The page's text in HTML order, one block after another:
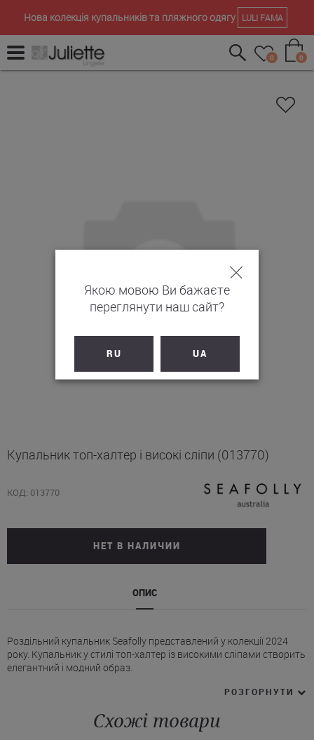
Нова колекція купальників та пляжного одягу LULI FAMA
0 0
Купальник топ-халтер і високі сліпи (013770)
КОД: 013770
НЕТ В НАЛИЧИИ
ОПИС
Роздільний купальник Seafolly представлений у колекції 2024
року. Купальник у стилі топ-халтер із високими сліпами створить
елегантний і модний образ.
самим їх можна перехрещувати на спинці, забезпечуючи
РОЗГОРНУТИ
Схожі товари
Якою мовою Ви бажаєте
переглянути наш сайт?
RU UA